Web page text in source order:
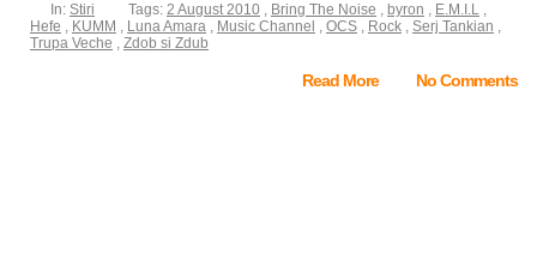
In: Stiri Tags: 2 August 2010 , Bring The Noise , byron , E.M.I.L ,
Hefe , KUMM , Luna Amara , Music Channel , OCS , Rock , Serj Tankian ,
Trupa Veche , Zdob si Zdub
Read More No Comments